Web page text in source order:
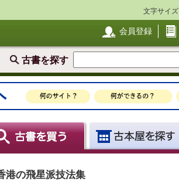
文字サイズ
会員登録
古書を探す
の飛星派技法集